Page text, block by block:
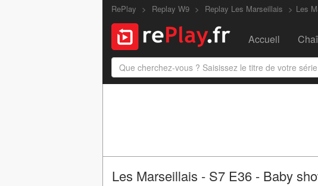
RePlay Replay W9 Replay Les Marseillais Les
Accueil
Les Marseillais - S7 E36 - Baby